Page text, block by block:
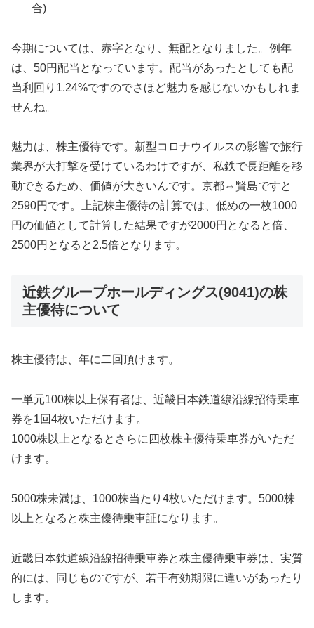
合)
今期については、赤字となり、無配となりました。例年
は、50円配当となっています。配当があったとしても配
当利回り1.24%ですのでさほど魅力を感じないかもしれま
せんね。
魅力は、株主優待です。新型コロナウイルスの影響で旅行
業界が大打撃を受けているわけですが、私鉄で長距離を移
動できるため、価値が大きいんです。京都⇔賢島ですと
2590円です。上記株主優待の計算では、低めの一枚1000
円の価値として計算した結果ですが2000円となると倍、
2500円となると2.5倍となります。
近鉄グループホールディングス(9041)の株
主優待について
株主優待は、年に二回頂けます。
一単元100株以上保有者は、近畿日本鉄道線沿線招待乗車
券を1回4枚いただけます。
1000株以上となるとさらに四枚株主優待乗車券がいただ
けます。
5000株未満は、1000株当たり4枚いただけます。5000株
以上となると株主優待乗車証になります。
近畿日本鉄道線沿線招待乗車券と株主優待乗車券は、実質
的には、同じものですが、若干有効期限に違いがあったり
します。